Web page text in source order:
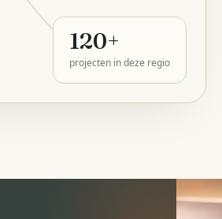
120+
projecten in deze regio